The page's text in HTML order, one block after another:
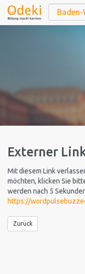
Externer
Mit diesem Link
möchten, klicken Sie
werden nach 5
https://
Zurück